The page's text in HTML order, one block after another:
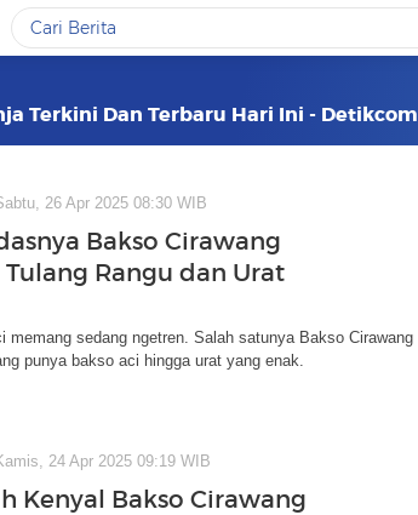
Terkini Dan Terbaru Hari Ini - Detikcom
26 Apr 2025 08:30 WIB
Bakso Cirawang
Rangu dan Urat
memang sedang ngetren. Salah satunya Bakso Cirawang
punya bakso aci hingga urat yang enak.
24 Apr 2025 09:19 WIB
Kenyal Bakso Cirawang